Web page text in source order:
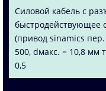
Силовой кабель с
быстродействующее
(привод sinamics
500, dмакс. = 10,8 мм
0,5